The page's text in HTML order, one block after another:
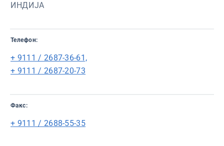
ИНДИЈА
Телефон:
+ 9111 / 2687-36-61,
+ 9111 / 2687-20-73
Факс:
+ 9111 / 2688-55-35